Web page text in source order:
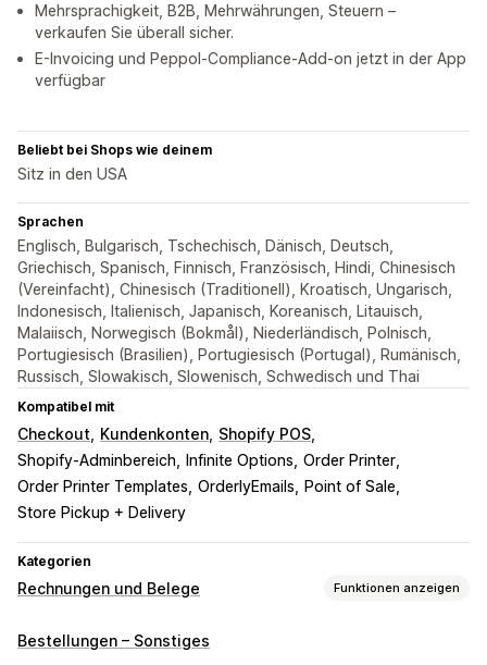
Mehrsprachigkeit, B2B, Mehrwährungen, Steuern –
verkaufen Sie überall sicher.
E-Invoicing und Peppol-Compliance-Add-on jetzt in der App
verfügbar
Beliebt bei Shops wie deinem
Sitz in den USA
Sprachen
Englisch, Bulgarisch, Tschechisch, Dänisch, Deutsch,
Griechisch, Spanisch, Finnisch, Französisch, Hindi, Chinesisch
(Vereinfacht), Chinesisch (Traditionell), Kroatisch, Ungarisch,
Indonesisch, Italienisch, Japanisch, Koreanisch, Litauisch,
Malaiisch, Norwegisch (Bokmål), Niederländisch, Polnisch,
Portugiesisch (Brasilien), Portugiesisch (Portugal), Rumänisch,
Russisch, Slowakisch, Slowenisch, Schwedisch und Thai
Kompatibel mit
Checkout Kundenkonten Shopify POS
Shopify-Adminbereich
Infinite Options Order Printer
Order Printer Templates OrderlyEmails
Point of Sale
Store Pickup + Delivery
Kategorien
Rechnungen und Belege Funktionen anzeigen
Dokumentarten
Bestellungen – Sonstiges